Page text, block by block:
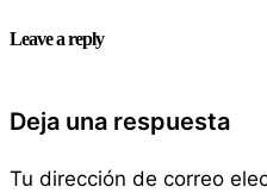
Leave a reply
Deja una respuesta
Tu dirección de correo